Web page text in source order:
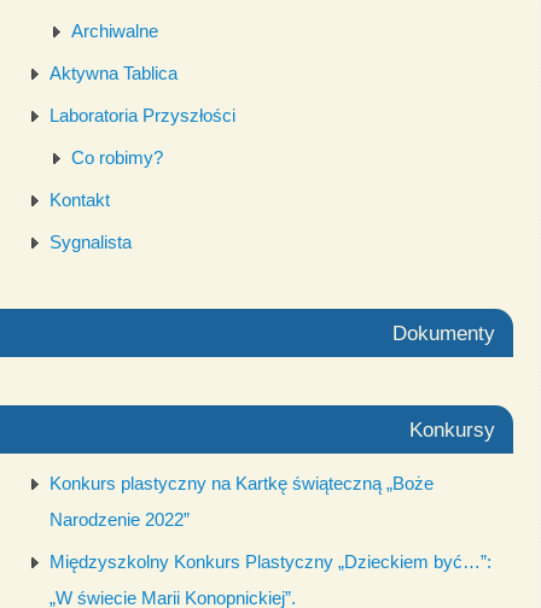
Archiwalne
Aktywna Tablica
Laboratoria Przyszłości
Co robimy?
Kontakt
Sygnalista
Dokumenty
Konkursy
Konkurs plastyczny na Kartkę świąteczną „Boże
Narodzenie 2022”
Międzyszkolny Konkurs Plastyczny „Dzieckiem być…”:
„W świecie Marii Konopnickiej”.